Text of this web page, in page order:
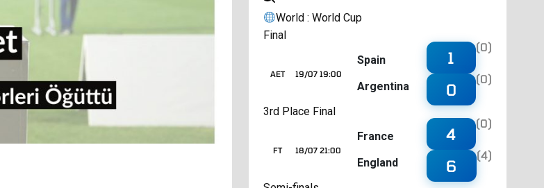
World : World Cup
Final
19/07 19:00
AET
Spain
Argentina
1
(0)
0
(0)
3rd Place Final
18/07 21:00
FT
France
England
4
(0)
6
(4)